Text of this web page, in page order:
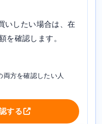
いしたい場合は、在
を確認します。
方を確認したい人
する